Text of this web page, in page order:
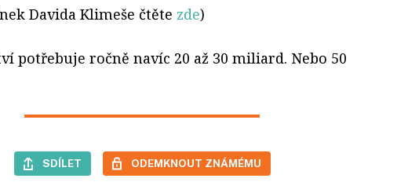
Davida Klimeše čtěte zde)
potřebuje ročně navíc 20 až 30 miliard. Nebo 50
SDÍLET ODEMKNOUT ZNÁMÉMU